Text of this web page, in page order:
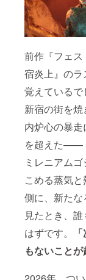
前作『フェ
宿炎上』の
覚えているで
新宿の街を
内炉心の暴
を超えた——
ミレニアム
こめる蒸気と
側に、新た
見たとき、
はずです。
もないことが